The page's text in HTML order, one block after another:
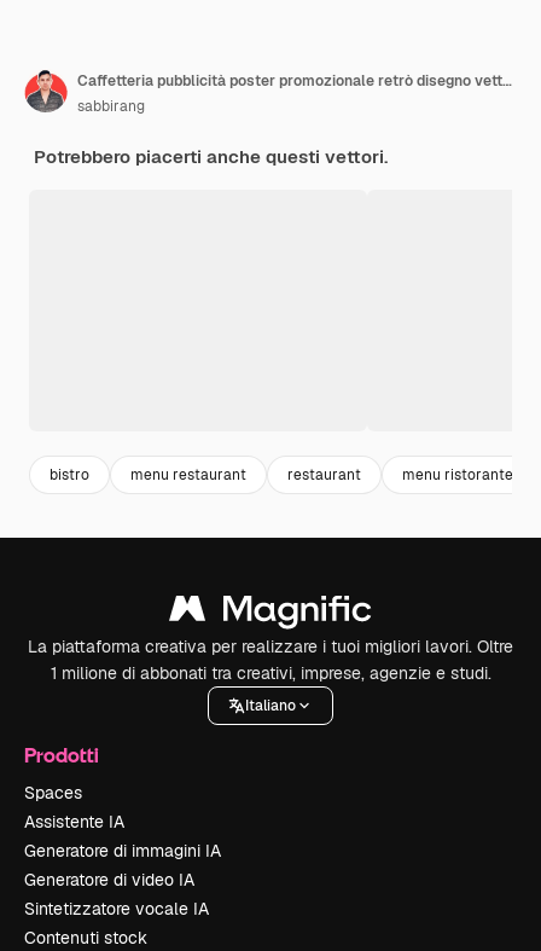
Caffetteria pubblicità poster promozionale retrò disegno vettoriale
sabbirang
Potrebbero piacerti anche questi vettori.
bistro menu restaurant restaurant menu ristorante
La piattaforma creativa per realizzare i tuoi migliori lavori. Oltre
1 milione di abbonati tra creativi, imprese, agenzie e studi.
Italiano
Prodotti
Spaces
Assistente IA
Generatore di immagini IA
Generatore di video IA
Sintetizzatore vocale IA
Contenuti stock